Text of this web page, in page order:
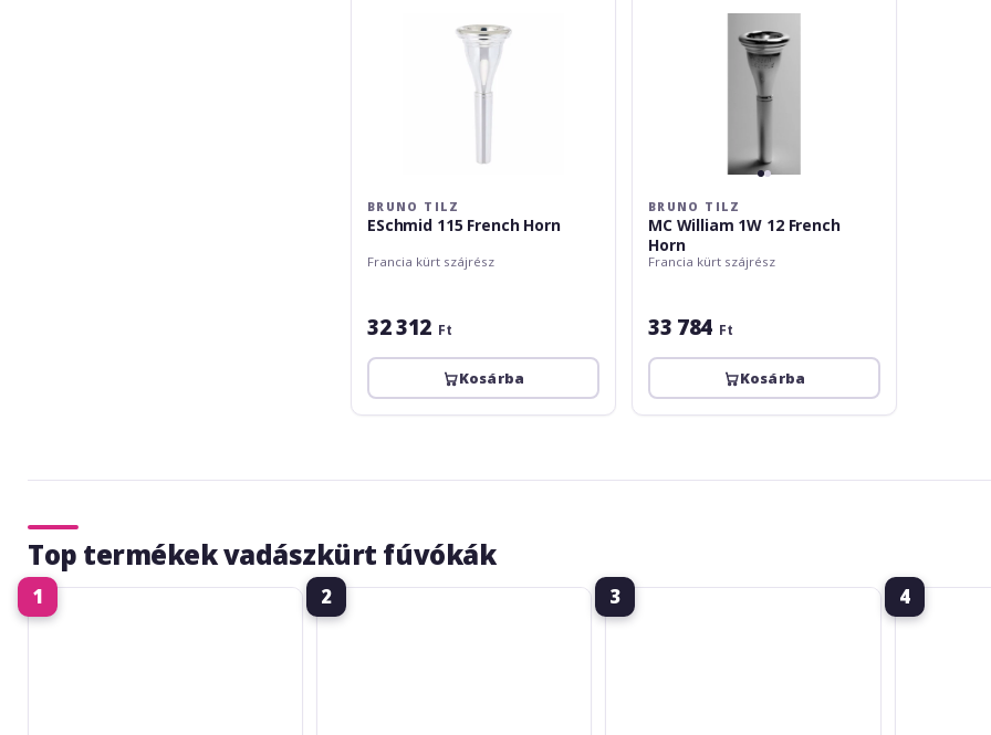
BRUNO TILZ
ESchmid 115 French Horn
Francia kürt szájrész
32 312 Ft
Kosárba
BRUNO TILZ
MC William 1W 12 French
Horn
Francia kürt szájrész
33 784 Ft
Kosárba
Top termékek vadászkürt fúvókák
1
Bruno
Tilz
2
Bruno
Tilz
3
Yamaha
Thomas
4
Yamaha
J